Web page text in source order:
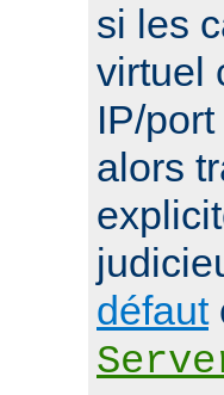
si les
virtuel
IP/
alors
défaut